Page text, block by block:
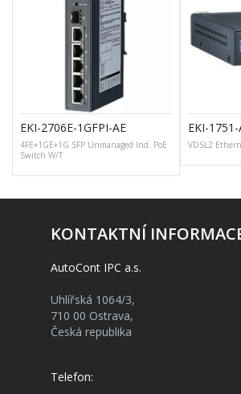
EKI-2706E-1GFPI-AE
4FE+1GE+1G SFP Unmanaged Ind. PoE
Switch W/T
EKI-1751-
VDSL2
KONTAKTNÍ
AutoCont IPC a.s.
Uhlířská 1064/3,
710 00 Ostrava,
Česká republika
Telefon: